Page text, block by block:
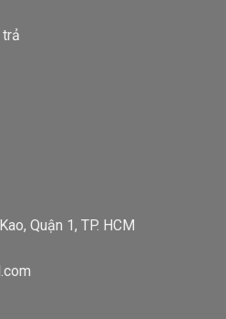
trả
Quận 1, TP. HCM